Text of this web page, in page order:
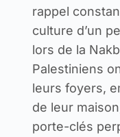
rappel
culture d’un
lors de la
Palestiniens
leurs foyers,
de leur
porte-clés